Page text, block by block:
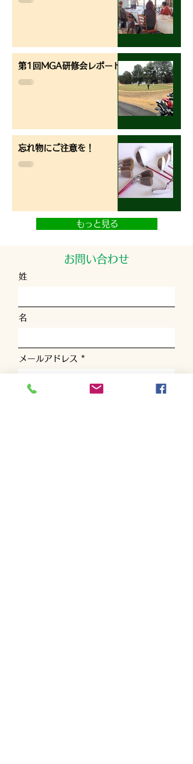
第1回MGA研修会レポート
忘れ物にご注意を！
もっと見る
お問い合わせ
姓
名
メールアドレス